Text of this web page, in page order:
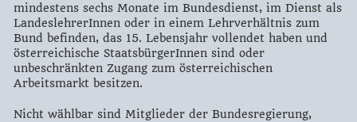
mindestens sechs Monate im Bundesdienst, im Dienst als
LandeslehrerInnen oder in einem Lehrverhältnis zum
Bund befinden, das 15. Lebensjahr vollendet haben und
österreichische StaatsbürgerInnen sind oder
unbeschränkten Zugang zum österreichischen
Arbeitsmarkt besitzen.
Nicht wählbar sind Mitglieder der Bundesregierung,